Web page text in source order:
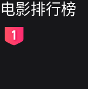
电影排行榜